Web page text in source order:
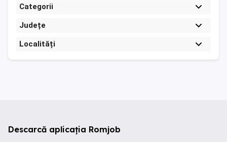
Categorii
Județe
Localități
Descarcă aplicația Romjob